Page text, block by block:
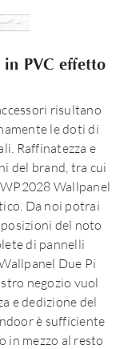
PVC effetto
risultano
le doti di
Raffinatezza e
del brand, tra cui
Wallpanel
Da noi potrai
del noto
di pannelli
Due Pi
negozio vuol
e dedizione del
è sufficiente
in mezzo al resto